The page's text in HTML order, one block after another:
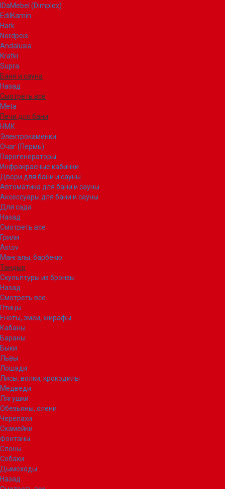
IDaMebel (Dimplex)
EdilKamin
Hark
Nordpeis
Andalusia
Kratki
Supra
Баня и сауна
Назад
Смотреть все
Meta
Печи для бани
НМК
Электрокаменки
Очаг (Пермь)
Парогенераторы
Инфракрасные кабинки
Двери для бани и сауны
Автоматика для бани и сауны
Аксессуары для бани и сауны
Для сада
Назад
Смотреть все
Грили
Astov
Мангалы, барбекю
Тандыр
Скульптуры из бронзы
Назад
Смотреть все
Птицы
Еноты, змеи, жирафы
Кабаны
Бараны
Быки
Львы
Лошади
Лисы, волки, крокодилы
Медведи
Лягушки
Обезьяны, олени
Черепахи
Скамейки
Фонтаны
Слоны
Собаки
Дымоходы
Назад